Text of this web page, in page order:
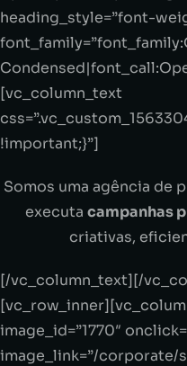
heading_style=”font-
[vc_column_text
!important;}”]
Somos uma agência de
executa campanhas
criativas,
[/vc_column_text][/
image_id=”1770″
image_link=”/